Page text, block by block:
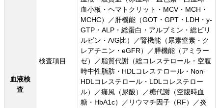
血液検
査
検査項目
血小板・ヘマトクリット・MCV・MCH・
MCHC）／肝機能（GOT・GPT・LDH・y-
GTP・ALP・総蛋白・アルブミン・総ビリ
ルビン・A/G比）／腎機能（尿素窒素・ク
レアチニン・eGFR）／膵機能（アミラー
ゼ）／脂質代謝（総コレステロール・空腹
時中性脂肪・HDLコレステロール・Non-
HDLコレステロール・LDLコレステロー
ル）／痛風（尿酸）／糖代謝（空腹時血
糖・HbA1c）／リウマチ因子（RF）／炎